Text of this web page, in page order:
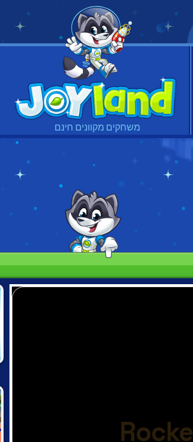
משחקים מקוונים חינם